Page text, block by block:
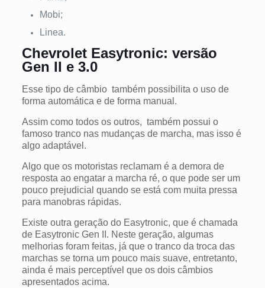
Mobi;
Linea.
Chevrolet Easytronic: versão
Gen II e 3.0
Esse tipo de câmbio também possibilita o uso de
forma automática e de forma manual.
Assim como todos os outros, também possui o
famoso tranco nas mudanças de marcha, mas isso é
algo adaptável.
Algo que os motoristas reclamam é a demora de
resposta ao engatar a marcha ré, o que pode ser um
pouco prejudicial quando se está com muita pressa
para manobras rápidas.
Existe outra geração do Easytronic, que é chamada
de Easytronic Gen II. Neste geração, algumas
melhorias foram feitas, já que o tranco da troca das
marchas se torna um pouco mais suave, entretanto,
ainda é mais perceptível que os dois câmbios
apresentados acima.